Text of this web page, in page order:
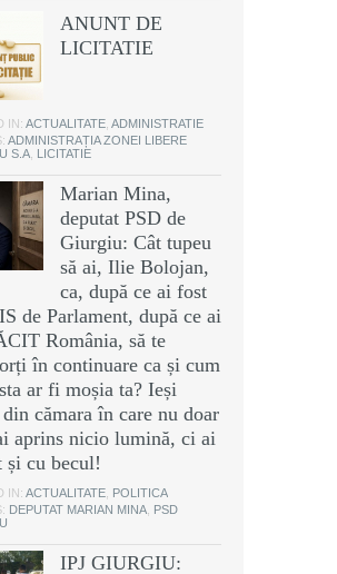
ANUNT DE
LICITATIE
IN: ACTUALITATE ADMINISTRATIE
ADMINISTRAȚIA ZONEI LIBERE
S.A LICITATIE
Marian Mina,
deputat PSD de
Giurgiu: Cât tupeu
să ai, Ilie Bolojan,
ca, după ce ai fost
de Parlament, după ce ai
România, să te
în continuare ca și cum
ar fi moșia ta? Ieși
cămara în care nu doar
aprins nicio lumină, ci ai
și cu becul!
IN: ACTUALITATE POLITICA
DEPUTAT MARIAN MINA PSD
IPJ GIURGIU: